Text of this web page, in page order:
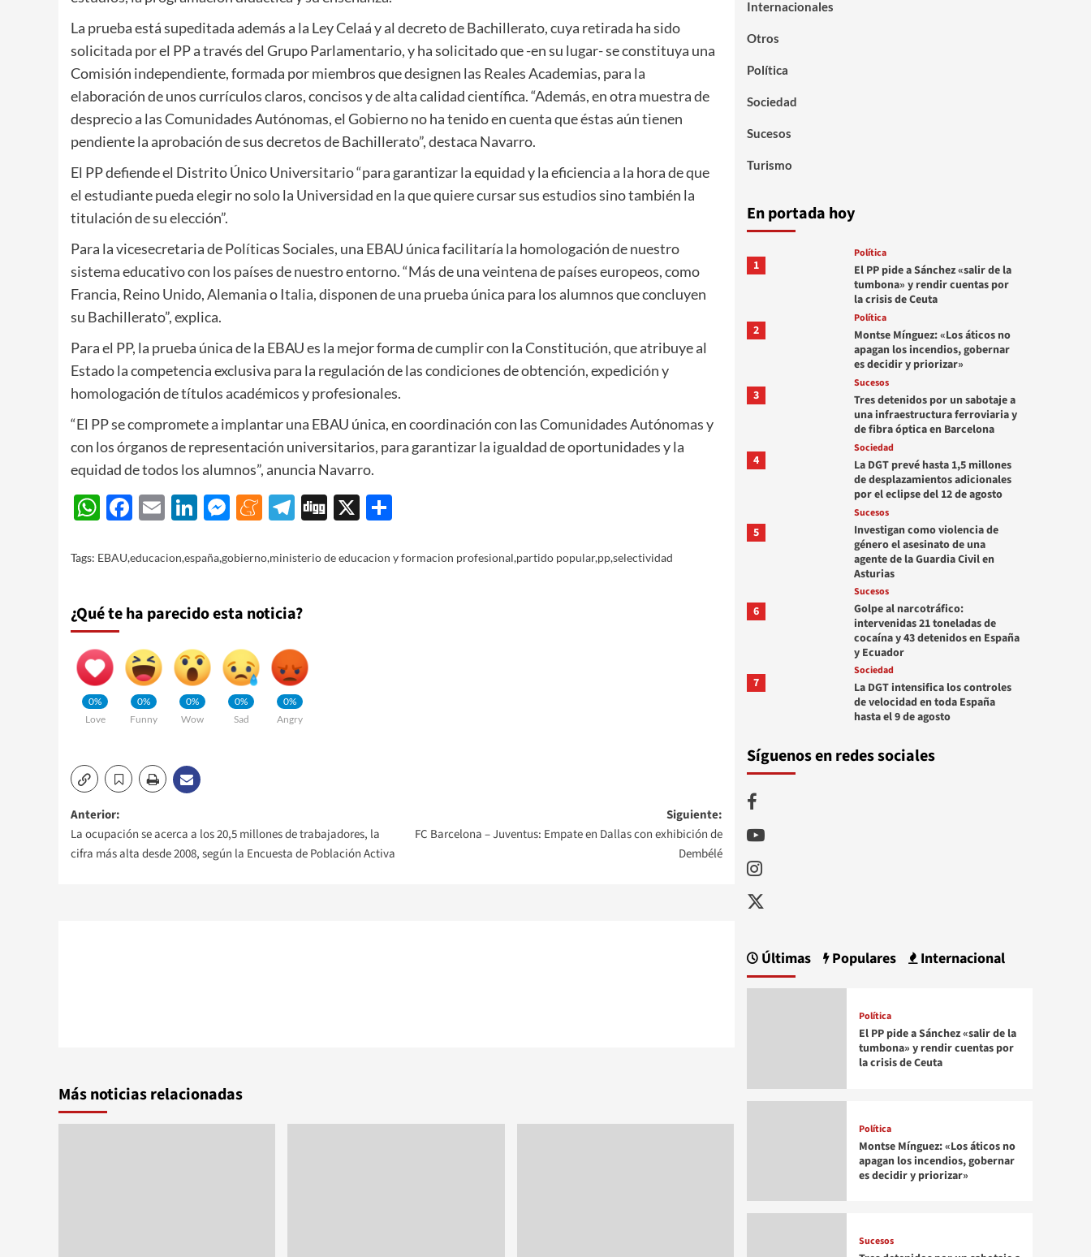
La prueba está supeditada además a la Ley Celaá y al decreto de Bachillerato, cuya retirada ha sido
solicitada por el PP a través del Grupo Parlamentario, y ha solicitado que -en su lugar- se constituya una
Comisión independiente, formada por miembros que designen las Reales Academias, para la
elaboración de unos currículos claros, concisos y de alta calidad científica. “Además, en otra muestra de
desprecio a las Comunidades Autónomas, el Gobierno no ha tenido en cuenta que éstas aún tienen
pendiente la aprobación de sus decretos de Bachillerato”, destaca Navarro.
El PP defiende el Distrito Único Universitario “para garantizar la equidad y la eficiencia a la hora de que
el estudiante pueda elegir no solo la Universidad en la que quiere cursar sus estudios sino también la
titulación de su elección”.
Para la vicesecretaria de Políticas Sociales, una EBAU única facilitaría la homologación de nuestro
sistema educativo con los países de nuestro entorno. “Más de una veintena de países europeos, como
Francia, Reino Unido, Alemania o Italia, disponen de una prueba única para los alumnos que concluyen
su Bachillerato”, explica.
Para el PP, la prueba única de la EBAU es la mejor forma de cumplir con la Constitución, que atribuye al
Estado la competencia exclusiva para la regulación de las condiciones de obtención, expedición y
homologación de títulos académicos y profesionales.
“El PP se compromete a implantar una EBAU única, en coordinación con las Comunidades Autónomas y
con los órganos de representación universitarios, para garantizar la igualdad de oportunidades y la
equidad de todos los alumnos”, anuncia Navarro.
WhatsApp
Facebook
EmailLinkedIn
Messenger
Meneame
Telegram
Digg
X
Tags: EBAU,educacion,españa,gobierno,ministerio de educacion y formacion profesional,partido popular,pp,selectividad
¿Qué te ha parecido esta noticia?
0%
Love
0%
Funny
0%
Wow
0%
Sad
0%
Angry
Navegación
de
Anterior:
La ocupación se acerca a los 20,5 millones de trabajadores, la
cifra más alta desde 2008, según la Encuesta de Población Activa
Siguiente:
FC Barcelona – Juventus: Empate en Dallas con exhibición de
Dembélé
Más noticias relacionadas
Internacionales
Otros
Política
Sociedad
Sucesos
Turismo
En portada hoy
1
Política
El PP pide a Sánchez «salir de la
tumbona» y rendir cuentas por
la crisis de Ceuta
2
Política
Montse Mínguez: «Los áticos no
apagan los incendios, gobernar
es decidir y priorizar»
3
Sucesos
Tres detenidos por un sabotaje a
una infraestructura ferroviaria y
de fibra óptica en Barcelona
4
Sociedad
La DGT prevé hasta 1,5 millones
de desplazamientos adicionales
por el eclipse del 12 de agosto
5
Sucesos
Investigan como violencia de
género el asesinato de una
agente de la Guardia Civil en
Asturias
6
Sucesos
Golpe al narcotráfico:
intervenidas 21 toneladas de
cocaína y 43 detenidos en España
y Ecuador
7
Sociedad
La DGT intensifica los controles
de velocidad en toda España
hasta el 9 de agosto
Síguenos en redes sociales
Facebook
Youtube
Instagram
Twitter
Últimas Populares Internacional
Política
El PP pide a Sánchez «salir de la
tumbona» y rendir cuentas por
la crisis de Ceuta
Política
Montse Mínguez: «Los áticos no
apagan los incendios, gobernar
es decidir y priorizar»
Sucesos